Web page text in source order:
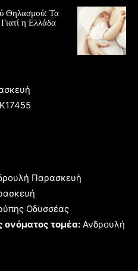
Θηλασμού: Τα
η Ελλάδα
Παρασκευή
Οδυσσέας
ονόματος τομέα: Ανδρουλή